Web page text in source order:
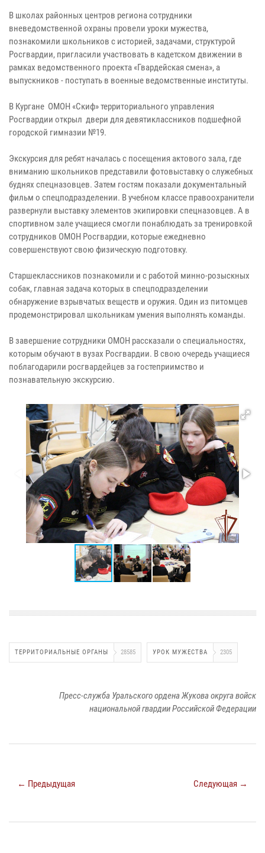
В школах районных центров региона сотрудники
вневедомственной охраны провели уроки мужества,
познакомили школьников с историей, задачами, структурой
Росгвардии, пригласили участвовать в кадетском движении в
рамках ведомственного проекта «Гвардейская смена», а
выпускников - поступать в военные ведомственные институты.
В Кургане ОМОН «Скиф» территориального управления
Росгвардии открыл двери для девятиклассников подшефной
городской гимназии №19.
Экскурсия для ребят началась с посещения актового зала, где
вниманию школьников представили фотовыставку о служебных
буднях спецназовцев. Затем гостям показали документальный
фильм о спецподразделении. В учебном классе правоохранители
развернули выставку элементов экипировки спецназовцев. А в
спортивном зале учащиеся смогли понаблюдать за тренировкой
сотрудников ОМОН Росгвардии, которые ежедневно
совершенствуют свою физическую подготовку.
Старшеклассников познакомили и с работой минно-розыскных
собак, главная задача которых в спецподразделении
обнаружение взрывчатых веществ и оружия. Один из питомцев
продемонстрировал школьникам умения выполнять команды.
В завершение сотрудники ОМОН рассказали о специальностях,
которым обучают в вузах Росгвардии. В свою очередь учащиеся
поблагодарили росгвардейцев за гостеприимство и
познавательную экскурсию.
ТЕРРИТОРИАЛЬНЫЕ ОРГАНЫ 28585 УРОК МУЖЕСТВА 2305
Пресс-служба Уральского ордена Жукова округа войск
национальной гвардии Российской Федерации
← Предыдущая Следующая →